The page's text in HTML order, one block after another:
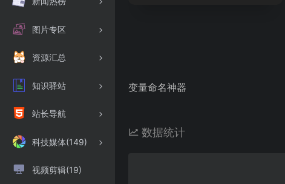
图片专区
资源汇总
知识驿站
站长导航
科技媒体(149)
视频剪辑(19)
变量命名神器
数据统计